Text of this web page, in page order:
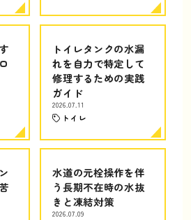
トイレタンクの水漏
れを自力で特定して
修理するための実践
ガイド
2026.07.11
トイレ
水道の元栓操作を伴
う長期不在時の水抜
きと凍結対策
2026.07.09